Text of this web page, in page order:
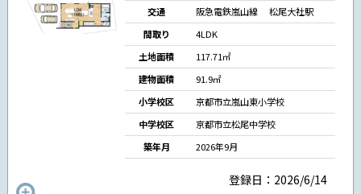
交通
阪急電鉄嵐山線 松尾大社駅
間取り
4LDK
土地面積
117.71㎡
建物面積
91.9㎡
小学校区
京都市立嵐山東小学校
中学校区
京都市立松尾中学校
築年月
2026年9月
登録日：2026/6/14